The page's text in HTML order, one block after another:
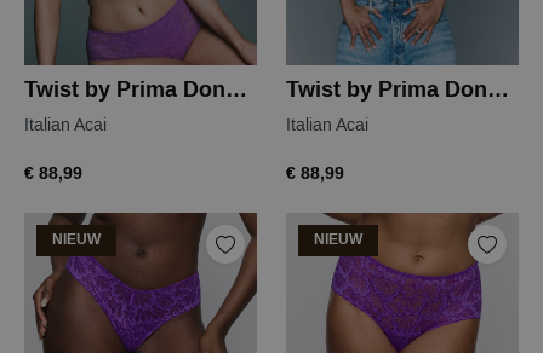
Twist by Prima Donna mocuto voorgevormde bh
Italian Acai
€ 88,99
Twist by Prima Donna mocuto voorgevormde bh
Italian Acai
€ 88,99
NIEUW NIEUW